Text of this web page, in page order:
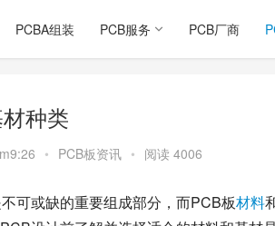
PCBA组装 PCB服务 PCB厂商
种类
• PCB板资讯 • 阅读 4006
可或缺的重要组成部分，而PCB板材料